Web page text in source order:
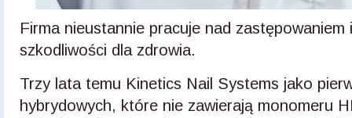
Firma nieustannie pracuje nad
szkodliwości dla zdrowia.
Trzy lata temu Kinetics Nail Systems jako
hybrydowych, które nie zawierają monomeru